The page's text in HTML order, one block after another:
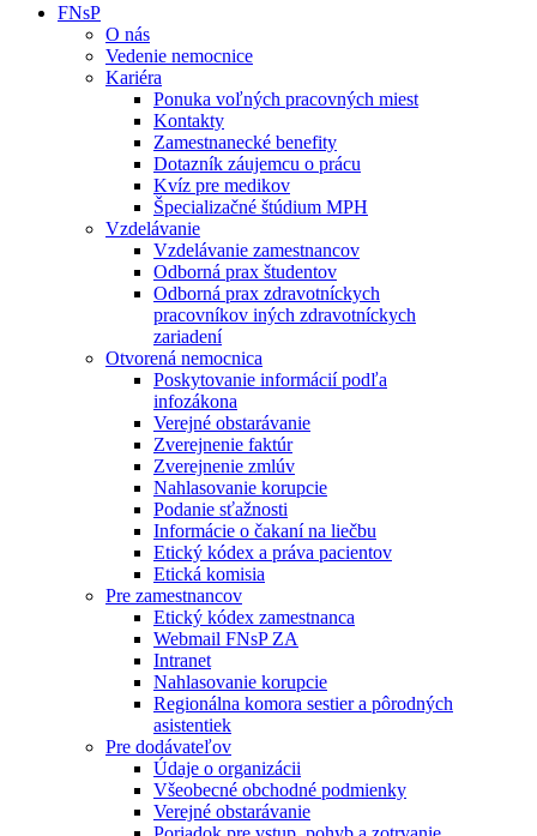
FNsP
O nás
Vedenie nemocnice
Kariéra
Ponuka voľných pracovných miest
Kontakty
Zamestnanecké benefity
Dotazník záujemcu o prácu
Kvíz pre medikov
Špecializačné štúdium MPH
Vzdelávanie
Vzdelávanie zamestnancov
Odborná prax študentov
Odborná prax zdravotníckych
pracovníkov iných zdravotníckych
zariadení
Otvorená nemocnica
Poskytovanie informácií podľa
infozákona
Verejné obstarávanie
Zverejnenie faktúr
Zverejnenie zmlúv
Nahlasovanie korupcie
Podanie sťažnosti
Informácie o čakaní na liečbu
Etický kódex a práva pacientov
Etická komisia
Pre zamestnancov
Etický kódex zamestnanca
Webmail FNsP ZA
Intranet
Nahlasovanie korupcie
Regionálna komora sestier a pôrodných
asistentiek
Pre dodávateľov
Údaje o organizácii
Všeobecné obchodné podmienky
Verejné obstarávanie